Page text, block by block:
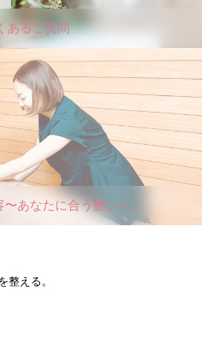
あるご質問
〜あなたに合う整いへ。
整える。